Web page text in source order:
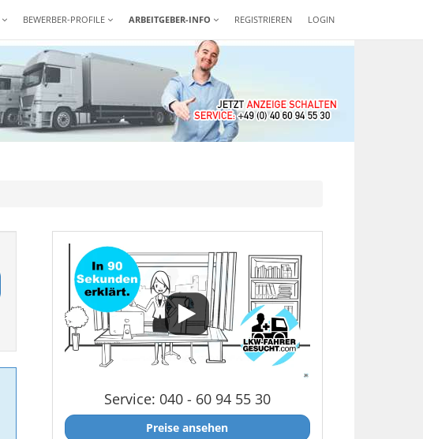
REGISTRIEREN LOGIN
BEWERBER-PROFILE ARBEITGEBER-INFO
Service: 040 - 60 94 55 30
Preise ansehen